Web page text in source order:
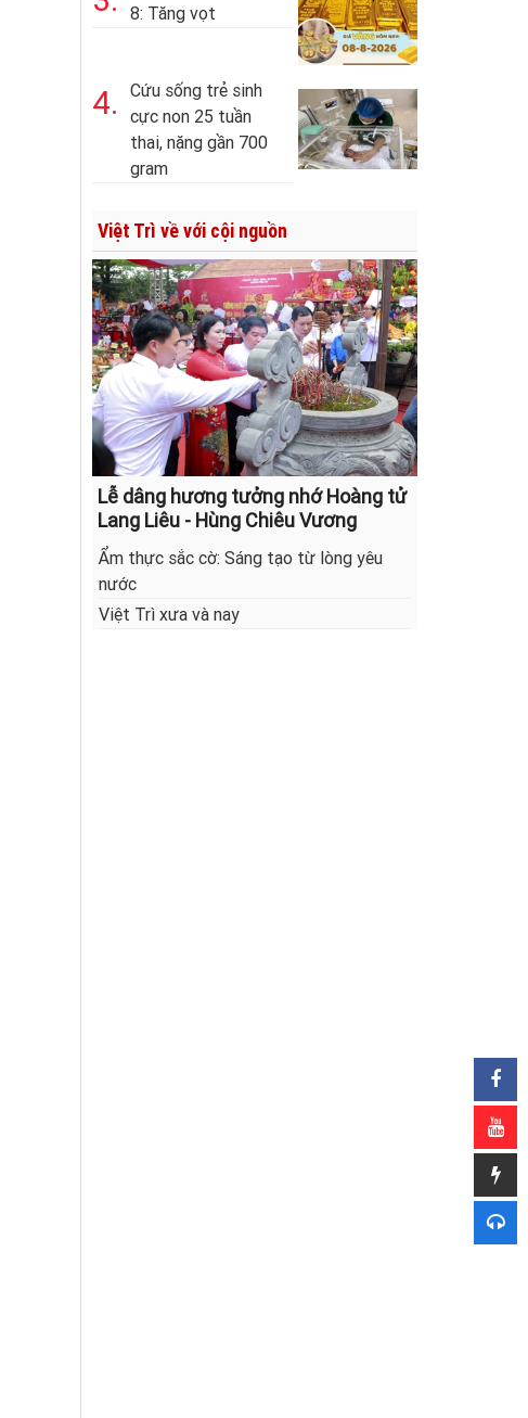
8: Tăng vọt
4.
Cứu sống trẻ sinh
cực non 25 tuần
thai, nặng gần 700
gram
Việt Trì về với cội nguồn
Lễ dâng hương tưởng nhớ Hoàng tử
Lang Liêu - Hùng Chiêu Vương
Ẩm thực sắc cờ: Sáng tạo từ lòng yêu
nước
Việt Trì xưa và nay